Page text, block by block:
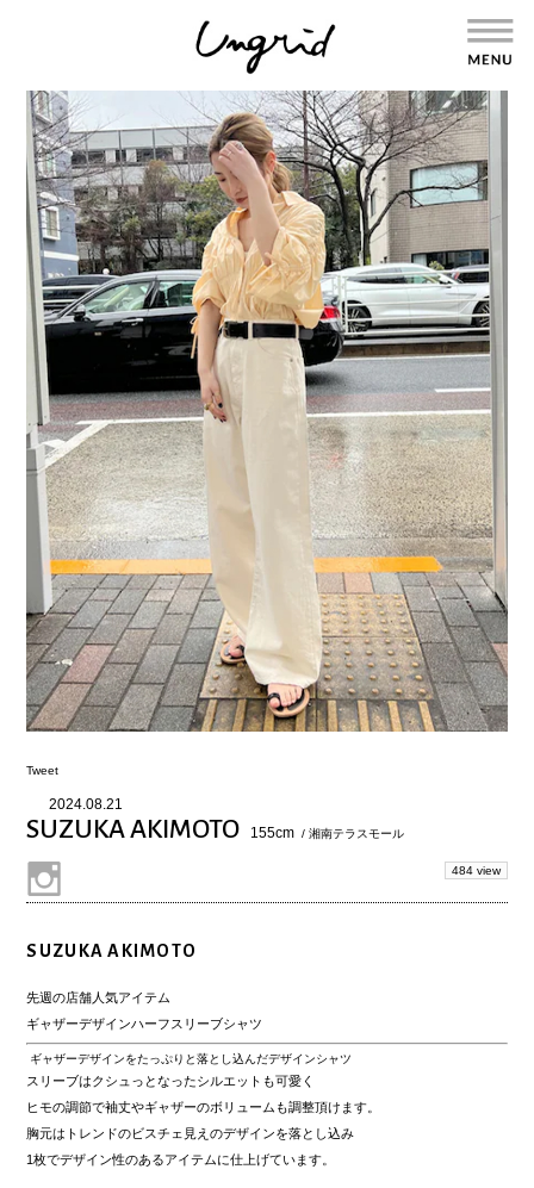
Tweet
2024.08.21
SUZUKA AKIMOTO 155cm / 湘南テラスモール
484 view
SUZUKA AKIMOTO
先週の店舗人気アイテム
ギャザーデザインハーフスリーブシャツ
ギャザーデザインをたっぷりと落とし込んだデザインシャツ
スリーブはクシュっとなったシルエットも可愛く
ヒモの調節で袖丈やギャザーのボリュームも調整頂けます。
胸元はトレンドのビスチェ見えのデザインを落とし込み
1枚でデザイン性のあるアイテムに仕上げています。